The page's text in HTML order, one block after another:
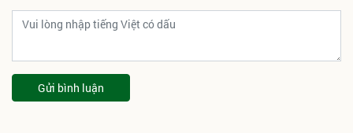
Gửi bình luận